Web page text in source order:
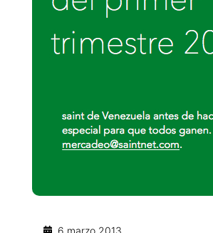
6 marzo 2013